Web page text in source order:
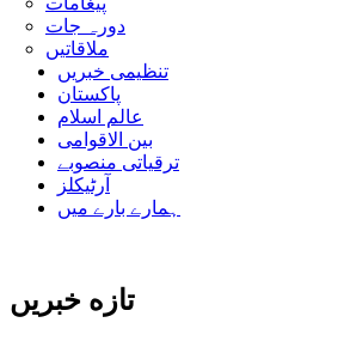
دورہ جات
ملاقاتیں
تنظیمی خبریں
پاکستان
عالم اسلام
بین الاقوامی
ترقیاتی منصوبے
آرٹیکلز
ہمارے بارے میں
تازه خبریں